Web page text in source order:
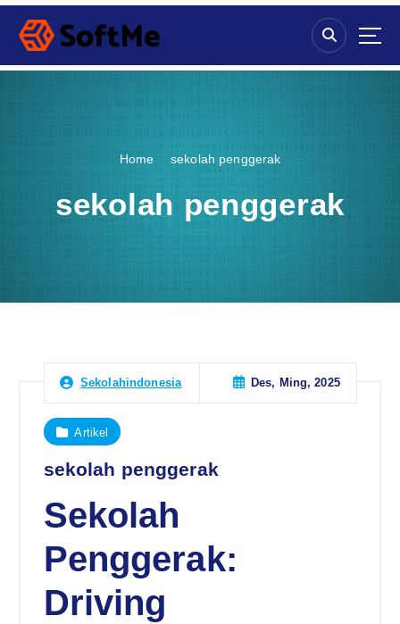
S
p
Home sekolah penggerak
sekolah penggerak
Sekolahindonesia Des, Ming, 2025
Artikel
sekolah penggerak
Sekolah
Penggerak:
Driving